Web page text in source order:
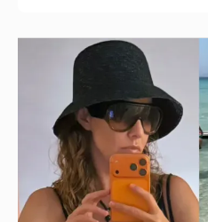
Где и как отдыхают
сыном, Тина
и экс-возлюбленные